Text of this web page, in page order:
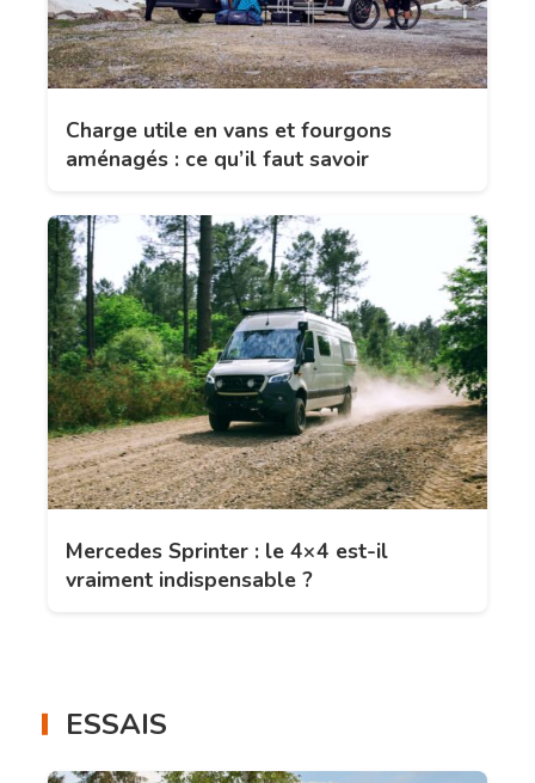
Charge utile en vans et fourgons
aménagés : ce qu’il faut savoir
Mercedes Sprinter : le 4×4 est-il
vraiment indispensable ?
ESSAIS